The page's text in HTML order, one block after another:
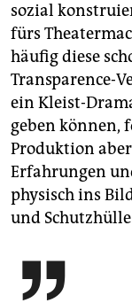
sozial
fürs
häufig diese
Transparence-
ein Kleist-
geben können,
Produktion
Erfahrungen
physisch ins
und
